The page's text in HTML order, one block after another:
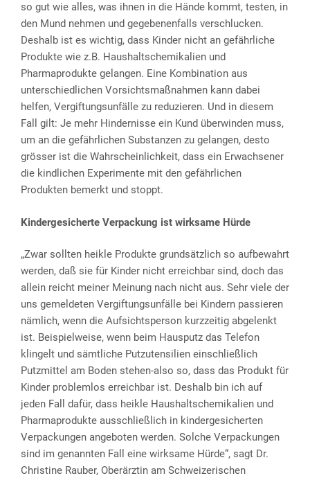
so gut wie alles, was ihnen in die Hände kommt, testen, in
den Mund nehmen und gegebenenfalls verschlucken.
Deshalb ist es wichtig, dass Kinder nicht an gefährliche
Produkte wie z.B. Haushaltschemikalien und
Pharmaprodukte gelangen. Eine Kombination aus
unterschiedlichen Vorsichtsmaßnahmen kann dabei
helfen, Vergiftungsunfälle zu reduzieren. Und in diesem
Fall gilt: Je mehr Hindernisse ein Kund überwinden muss,
um an die gefährlichen Substanzen zu gelangen, desto
grösser ist die Wahrscheinlichkeit, dass ein Erwachsener
die kindlichen Experimente mit den gefährlichen
Produkten bemerkt und stoppt.
Kindergesicherte Verpackung ist wirksame Hürde
„Zwar sollten heikle Produkte grundsätzlich so aufbewahrt
werden, daß sie für Kinder nicht erreichbar sind, doch das
allein reicht meiner Meinung nach nicht aus. Sehr viele der
uns gemeldeten Vergiftungsunfälle bei Kindern passieren
nämlich, wenn die Aufsichtsperson kurzzeitig abgelenkt
ist. Beispielweise, wenn beim Hausputz das Telefon
klingelt und sämtliche Putzutensilien einschließlich
Putzmittel am Boden stehen-also so, dass das Produkt für
Kinder problemlos erreichbar ist. Deshalb bin ich auf
jeden Fall dafür, dass heikle Haushaltschemikalien und
Pharmaprodukte ausschließlich in kindergesicherten
Verpackungen angeboten werden. Solche Verpackungen
sind im genannten Fall eine wirksame Hürde“, sagt Dr.
Christine Rauber, Oberärztin am Schweizerischen